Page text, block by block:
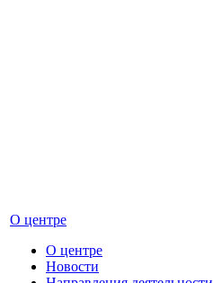
О центре
О центре
Новости